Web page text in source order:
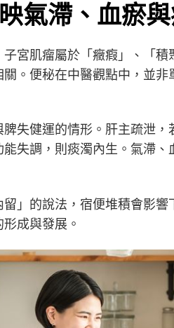
氣滯、血瘀
宮肌瘤屬於「癥瘕」、「
。便秘在中醫觀點中，並
失健運的情形。肝主疏泄
失調，則痰濁內生。氣滯
」的說法，宿便堆積會影
成與發展。